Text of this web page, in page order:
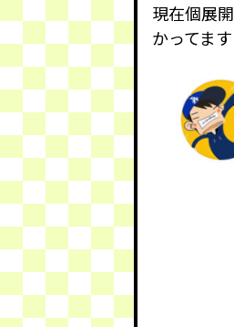
現在個展
かってま